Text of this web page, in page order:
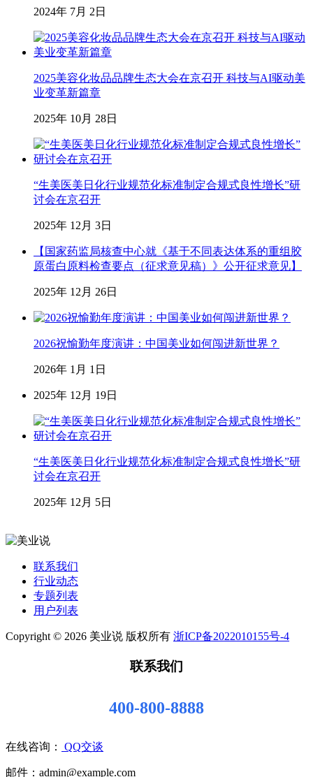
2024年 7月 2日
2025美容化妆品品牌生态大会在京召开 科技与AI驱动美
业变革新篇章
2025年 10月 28日
“生美医美日化行业规范化标准制定合规式良性增长”研
讨会在京召开
2025年 12月 3日
【国家药监局核查中心就《基于不同表达体系的重组胶
原蛋白原料检查要点（征求意见稿）》公开征求意见】
2025年 12月 26日
2026祝愉勤年度演讲：中国美业如何闯进新世界？
2026年 1月 1日
2025年 12月 19日
“生美医美日化行业规范化标准制定合规式良性增长”研
讨会在京召开
2025年 12月 5日
联系我们
行业动态
专题列表
用户列表
Copyright © 2026 美业说 版权所有 浙ICP备2022010155号-4
联系我们
400-800-8888
在线咨询： QQ交谈
邮件：admin@example.com